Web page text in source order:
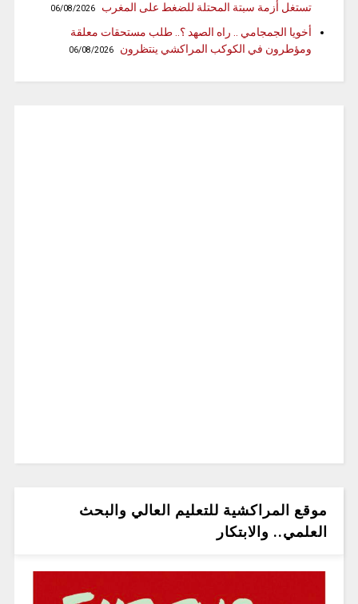
تستغل أزمة سبتة المحتلة للضغط على المغرب
06/08/2026
أخويا الجمجامي .. راه الصهد ؟.. طلب مستحقات معلقة
ومؤطرون في الكوكب المراكشي ينتظرون
06/08/2026
موقع المراكشية للتعليم العالي والبحث
العلمي.. والابتكار